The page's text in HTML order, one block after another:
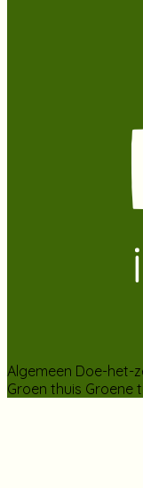
Algemeen Doe-het-
Groen thuis Groene